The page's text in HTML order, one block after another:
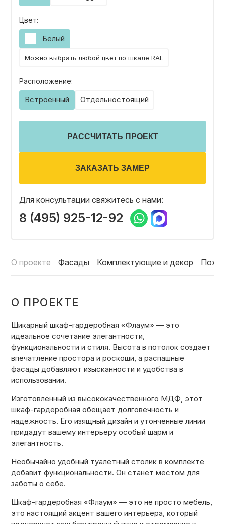
Цвет:
Белый
Можно выбрать любой цвет по шкале RAL
Расположение:
Встроенный Отдельностоящий
РАССЧИТАТЬ ПРОЕКТ
ЗАКАЗАТЬ ЗАМЕР
Для консультации свяжитесь с нами:
8 (495) 925-12-92
О проекте Фасады Комплектующие и декор
О ПРОЕКТЕ
Шикарный шкаф-гардеробная «Флаум» — это
идеальное сочетание элегантности,
функциональности и стиля. Высота в потолок создает
впечатление простора и роскоши, а распашные
фасады добавляют изысканности и удобства в
использовании.
Изготовленный из высококачественного МДФ, этот
шкаф-гардеробная обещает долговечность и
надежность. Его изящный дизайн и утонченные линии
придадут вашему интерьеру особый шарм и
элегантность.
Необычайно удобный туалетный столик в комплекте
добавит функциональности. Он станет местом для
заботы о себе.
Шкаф-гардеробная «Флаум» — это не просто мебель,
это настоящий акцент вашего интерьера, который
ГАРАНТИИ
ОТЗЫВЫ
НОВОСТИ
3D ПРОЕКТ В ПОДАРОК